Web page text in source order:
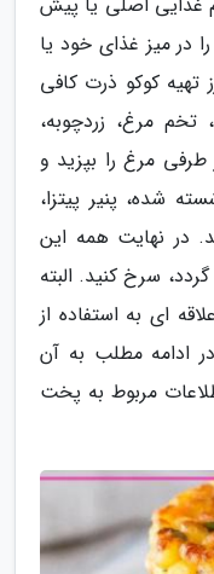
در میز غذای خود یا
تهیه کوکو ذرت کافی
مرغ، زردچوبه،
مرغ را بپزید و
شده، پنیر پیتزا،
در نهایت همه این
سرخ کنید. البته
ای به استفاده از
ادامه مطلب به آن
مربوط به پخت